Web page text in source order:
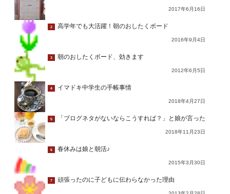
2017年6月16日
2 高学年でも大活躍！朝のおしたくボード
2016年9月4日
3 朝のおしたくボード、効きます
2012年6月5日
4 イマドキ中学生の手帳事情
2018年4月27日
5 「ブログネタがないならこうすれば？」と娘が言った
2018年11月23日
6 春休みは娘と朝活♪
2015年3月30日
7 頑張ったのに子どもに伝わらなかった理由